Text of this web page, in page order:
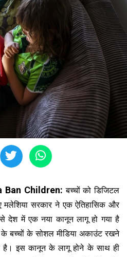
Ban Children:बच्चों को डिजिटल
सरकार ने एक ऐतिहासिक और
देश में एक नया कानून लागू हो गया है
बच्चों के सोशल मीडिया अकाउंट रखने
है। इस कानून के लागू होने के साथ ही